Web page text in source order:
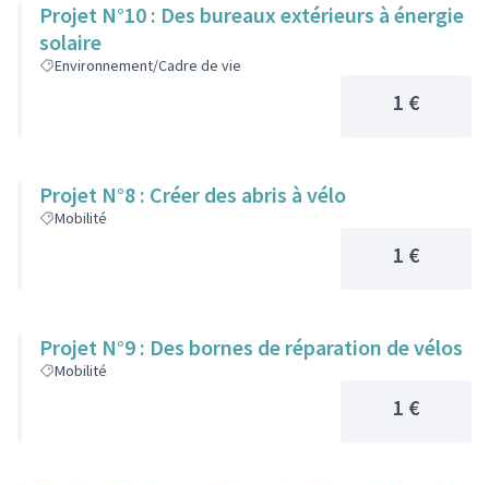
Projet N°10 : Des bureaux extérieurs à énergie
solaire
Environnement/Cadre de vie
1 €
Projet N°8 : Créer des abris à vélo
Mobilité
1 €
Projet N°9 : Des bornes de réparation de vélos
Mobilité
1 €